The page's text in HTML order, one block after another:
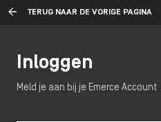
TERUG NAAR DE VORIGE PAGINA
Inloggen
Meld je aan bij je Emerce Account